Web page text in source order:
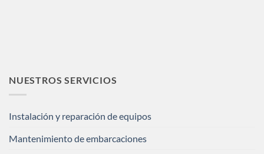
NUESTROS SERVICIOS
Instalación y reparación de equipos
Mantenimiento de embarcaciones